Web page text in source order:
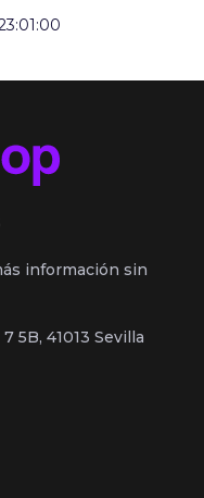
información sin
5B, 41013 Sevilla